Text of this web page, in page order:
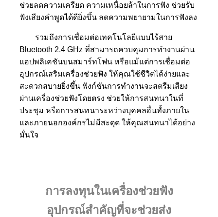
ช่วยลดความเครียด ความเหนื่อยล้าในการฟัง ช่วยรับ
ฟังเสียงคำพูดได้ดียิ่งขึ้น ลดความพยายามในการฟังลง
รวมถึงการเชื่อมต่อเทคโนโลยีแบบไร้สาย
Bluetooth 2.4 GHz ที่สามารถควบคุมการทำงานผ่าน
แอปพลิเคชันบนสมาร์ทโฟน หรือแม้แต่การเชื่อมต่อ
อุปกรณ์เสริมเครื่องช่วยฟัง ให้คุณใช้ชีวิตได้ง่ายและ
สะดวกสบายยิ่งขึ้น ฟังก์ชันการทำงานจะสตรีมเสียง
ผ่านเครื่องช่วยฟังโดยตรง ช่วยให้การสนทนาในที่
ประชุม หรือการสนทนาระหว่างบุคคลอื่นทั้งภายใน
และภายนอกองค์กรไม่มีสะดุด ให้คุณสนทนาได้อย่าง
มั่นใจ
การลงทุนในเครื่องช่วยฟัง
อุปกรณ์สำคัญที่จะช่วยส่ง